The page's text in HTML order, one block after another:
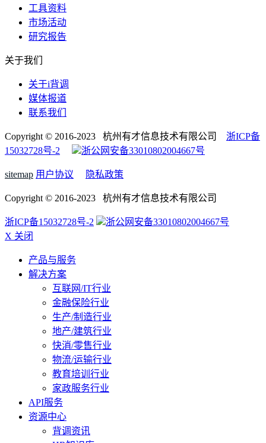
工具资料
市场活动
研究报告
关于我们
关于i背调
媒体报道
联系我们
Copyright © 2016-2023 杭州有才信息技术有限公司 浙ICP备
15032728号-2
浙公网安备33010802004667号
sitemap 用户协议 隐私政策
Copyright © 2016-2023 杭州有才信息技术有限公司
浙ICP备15032728号-2
浙公网安备33010802004667号
X 关闭
产品与服务
解决方案
互联网/IT行业
金融保险行业
生产/制造行业
地产/建筑行业
快消/零售行业
物流/运输行业
教育培训行业
家政服务行业
API服务
资源中心
背调资讯